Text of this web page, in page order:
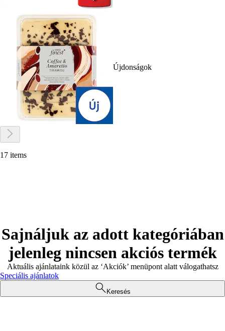
Újdonságok
17 items
Sajnáljuk az adott kategóriában
jelenleg nincsen akciós termék
Aktuális ajánlataink közül az ‘Akciók’ menüpont alatt válogathatsz
Speciális ajánlatok
Keresés